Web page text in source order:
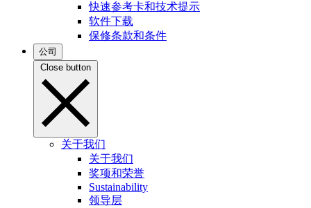
快速参考卡和技术提示
软件下载
保修条款和条件
公司
Close button
关于我们
关于我们
奖项和荣誉
Sustainability
领导层